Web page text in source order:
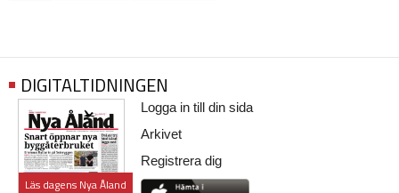
DIGITALTIDNINGEN
Läs dagens Nya Åland
Logga in till din sida
Arkivet
Registrera dig